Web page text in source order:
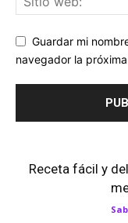
Guardar mi
navegador la
Receta fácil y